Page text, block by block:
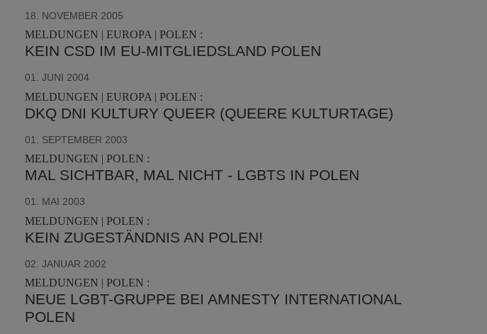
18. NOVEMBER 2005
MELDUNGEN | EUROPA | POLEN :
KEIN CSD IM EU-MITGLIEDSLAND POLEN
01. JUNI 2004
MELDUNGEN | EUROPA | POLEN :
DKQ DNI KULTURY QUEER (QUEERE KULTURTAGE)
01. SEPTEMBER 2003
MELDUNGEN | POLEN :
MAL SICHTBAR, MAL NICHT - LGBTS IN POLEN
01. MAI 2003
MELDUNGEN | POLEN :
KEIN ZUGESTÄNDNIS AN POLEN!
02. JANUAR 2002
MELDUNGEN | POLEN :
NEUE LGBT-GRUPPE BEI AMNESTY INTERNATIONAL
POLEN